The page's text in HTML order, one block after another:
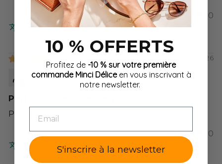
0
0
Impossible de traduire cet avis. Réessayez
plus tard
02/25/2026
Mariona Trepat
Perfecto comotentempié
Perfecto como tentempié
0
0
Impossible de traduire cet avis. Réessayez
10 % OFFERTS
Profitez de -10 % sur votre première
commande Minci Déliceen vous inscrivant à
notre newsletter.
S'inscrire à la newsletter